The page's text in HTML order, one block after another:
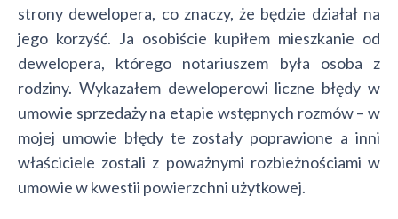
strony dewelopera, co znaczy, że będzie działał na
jego korzyść. Ja osobiście kupiłem mieszkanie od
dewelopera, którego notariuszem była osoba z
rodziny. Wykazałem deweloperowi liczne błędy w
umowie sprzedaży na etapie wstępnych rozmów – w
mojej umowie błędy te zostały poprawione a inni
właściciele zostali z poważnymi rozbieżnościami w
umowie w kwestii powierzchni użytkowej.